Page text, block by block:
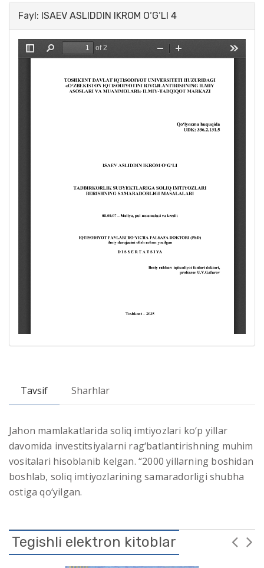
Fayl: ISAEV ASLIDDIN IKROM O‘G‘LI 4
Tavsif Sharhlar
Jahon mamlakatlarida soliq imtiyozlari ko‘p yillar
davomida investitsiyalarni rag‘batlantirishning muhim
vositalari hisoblanib kelgan. “2000 yillarning boshidan
boshlab, soliq imtiyozlarining samaradorligi shubha
ostiga qo‘yilgan.
Tegishli elektron kitoblar